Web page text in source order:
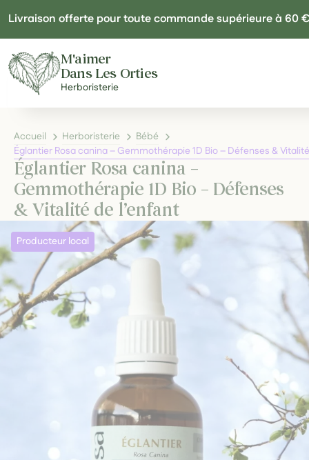
Livraison offerte pour toute commande supérieure à 60 €
M'aimer
Dans Les Orties
Herboristerie
Accueil Herboristerie
Bébé
Églantier Rosa canina – Gemmothérapie 1D Bio – Défenses &
Églantier Rosa canina –
Gemmothérapie 1D Bio – Défenses
& Vitalité de l’enfant